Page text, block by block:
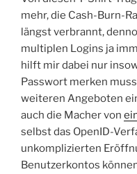
mehr, die Cash-Burn-
längst verbrannt,
multiplen Logins ja
hilft mir dabei nur
Passwort merken
weiteren Angeboten
auch die Macher von
selbst das OpenID-
unkomplizierten
Benutzerkontos